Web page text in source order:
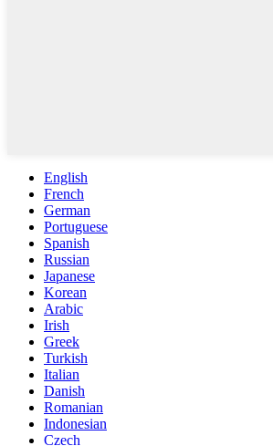
English
French
German
Portuguese
Spanish
Russian
Japanese
Korean
Arabic
Irish
Greek
Turkish
Italian
Danish
Romanian
Indonesian
Czech